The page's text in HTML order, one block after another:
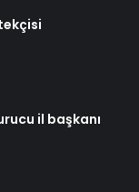
il başkanı